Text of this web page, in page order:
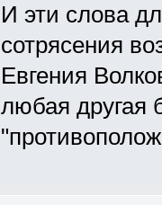
И эти слова
сотрясения
Евгения
любая другая